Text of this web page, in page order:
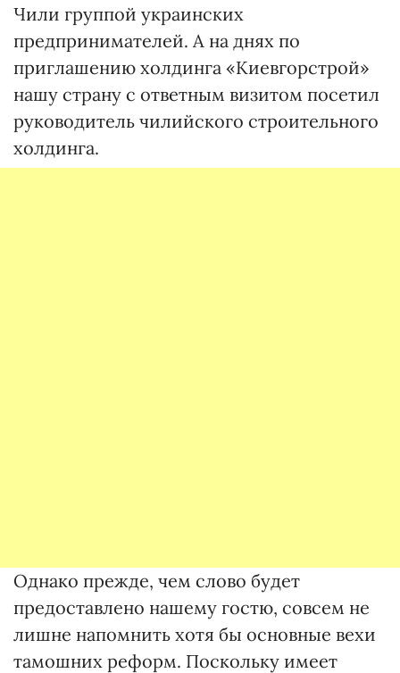
Чили группой украинских
предпринимателей. А на днях по
приглашению холдинга «Киевгорстрой»
нашу страну с ответным визитом посетил
руководитель чилийского строительного
холдинга.
Однако прежде, чем слово будет
предоставлено нашему гостю, совсем не
лишне напомнить хотя бы основные вехи
тамошних реформ. Поскольку имеет